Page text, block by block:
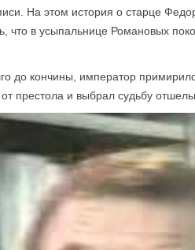
На этом история о старце
в усыпальнице Романовых
до кончины, император
престола и выбрал судьбу